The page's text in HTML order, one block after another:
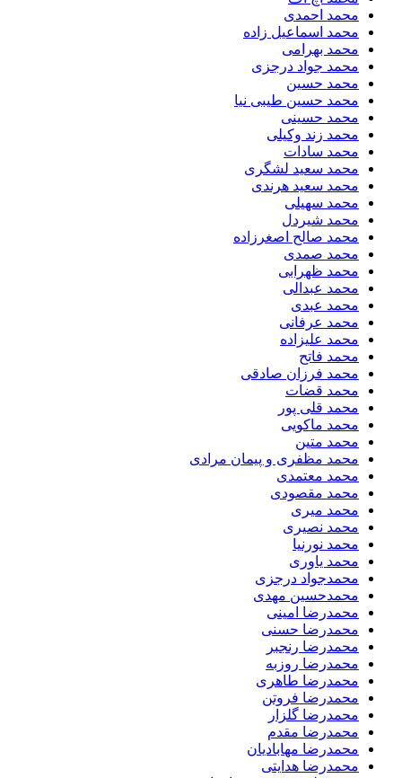
محمد احمدی
محمد اسماعیل زاده
محمد بهرامی
محمد جواد درجزی
محمد حسین
محمد حسین طیبی نیا
محمد حسینی
محمد زند وکیلی
محمد سادات
محمد سعید لشگری
محمد سعید هرندی
محمد سهیلی
​محمد شیردل
محمد صالح اصغرزاده
محمد صمدی
محمد ظهرابی
محمد عبدالی
محمد عبدی
محمد عرفانی
محمد علیزاده
محمد فاتح
محمد فرزان صادقی
محمد قضات
محمد قلی پور
محمد ماکویی
محمد متین
محمد مظفری و پیمان مرادی
محمد معتمدی
محمد مقصودی
محمد میری
محمد نصیری
محمد نورنیا
محمد یاوری
محمدجواد درجزی
محمدحسین مهدی
محمدرضا امینی
محمدرضا حسنی
محمدرضا رنجبر
محمدرضا روزبه
محمدرضا طاهری
محمدرضا فروتن
محمدرضا گلزار
محمدرضا مقدم
محمدرضا مهابادیان
محمدرضا هدایتی